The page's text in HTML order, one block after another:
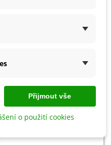
Přijmout vše
o použití cookies